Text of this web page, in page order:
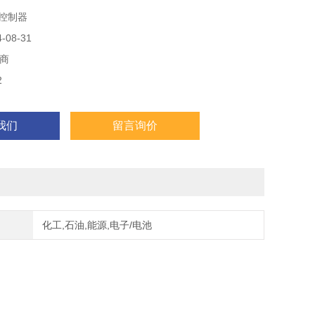
V DC ， PELV
mA
制器
08-31
们 留言询价
化工,石油,能源,电子/电池